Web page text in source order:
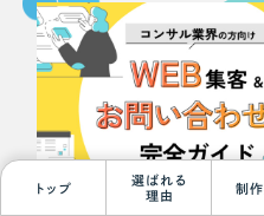
Scroll Down
トップ
選ばれる
理由
制